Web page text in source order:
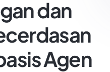
dan
Agen